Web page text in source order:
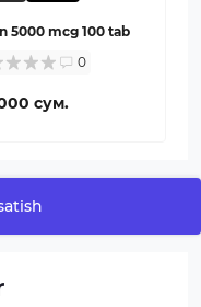
5000 mcg 100 tab
0
сум.